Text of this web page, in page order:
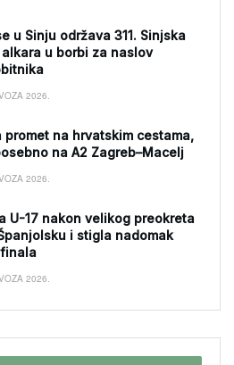
u Sinju održava 311. Sinjska
alkara u borbi za naslov
2026.
promet na hrvatskim cestama,
na A2 Zagreb–Macelj
2026.
U-17 nakon velikog preokreta
i stigla nadomak
2026.